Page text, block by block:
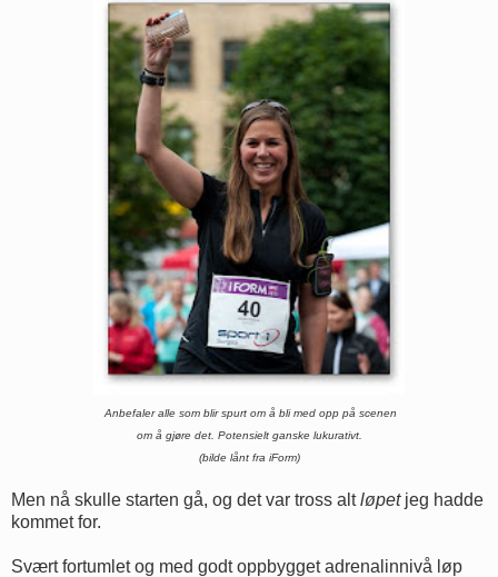
Anbefaler alle som blir spurt om å bli med opp på scenen
om å gjøre det. Potensielt ganske lukurativt.
(bilde lånt fra iForm)
Men nå skulle starten gå, og det var tross altløpetjeg hadde
kommet for.
Svært fortumlet og med godt oppbygget adrenalinnivå løp